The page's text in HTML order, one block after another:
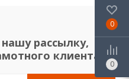
рассылку,
клиента!
0
0